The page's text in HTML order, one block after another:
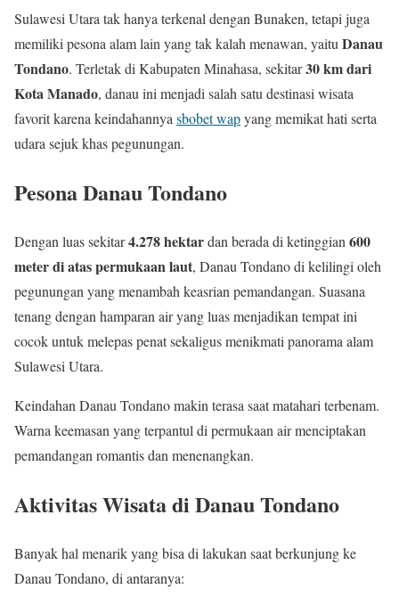
Sulawesi Utara tak hanya terkenal dengan Bunaken, tetapi juga
memiliki pesona alam lain yang tak kalah menawan, yaitu Danau
Tondano. Terletak di Kabupaten Minahasa, sekitar30 km dari
Kota Manado, danau ini menjadi salah satu destinasi wisata
favorit karena keindahannya sbobet wapyang memikat hati serta
udara sejuk khas pegunungan.
Pesona Danau Tondano
Dengan luas sekitar4.278 hektardan berada di ketinggian 600
meter di atas permukaan laut, Danau Tondano di kelilingi oleh
pegunungan yang menambah keasrian pemandangan. Suasana
tenang dengan hamparan air yang luas menjadikan tempat ini
cocok untuk melepas penat sekaligus menikmati panorama alam
Sulawesi Utara.
Keindahan Danau Tondano makin terasa saat matahari terbenam.
Warna keemasan yang terpantul di permukaan air menciptakan
pemandangan romantis dan menenangkan.
Aktivitas Wisata di Danau Tondano
Banyak hal menarik yang bisa di lakukan saat berkunjung ke
Danau Tondano, di antaranya: